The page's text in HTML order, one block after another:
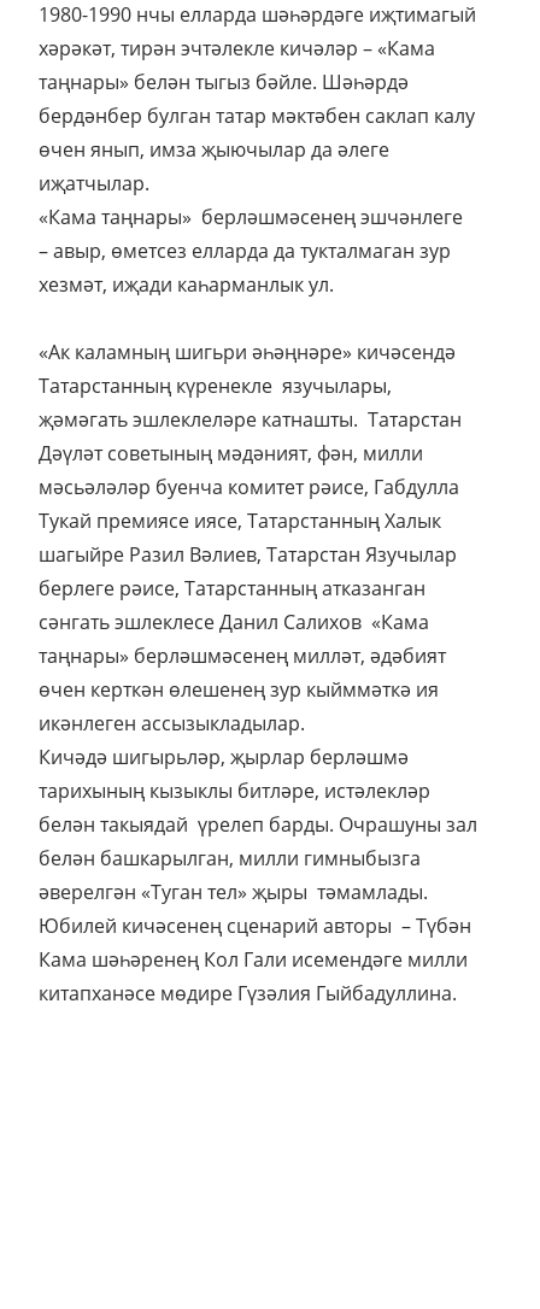
1980-1990 нчы елларда шәһәрдәге иҗтимагый
хәрәкәт, тирән эчтәлекле кичәләр – «Кама
таңнары» белән тыгыз бәйле. Шәһәрдә
бердәнбер булган татар мәктәбен саклап калу
өчен янып, имза җыючылар да әлеге
иҗатчылар.
«Кама таңнары» берләшмәсенең эшчәнлеге
– авыр, өметсез елларда да тукталмаган зур
хезмәт, иҗади каһарманлык ул.
«Ак каламның шигьри әһәңнәре» кичәсендә
Татарстанның күренекле язучылары,
җәмәгать эшлеклеләре катнашты. Татарстан
Дәүләт советының мәдәният, фән, милли
мәсьәләләр буенча комитет рәисе, Габдулла
Тукай премиясе иясе, Татарстанның Халык
шагыйре Разил Вәлиев, Татарстан Язучылар
берлеге рәисе, Татарстанның атказанган
сәнгать эшлеклесе Данил Салихов «Кама
таңнары» берләшмәсенең милләт, әдәбият
өчен керткән өлешенең зур кыйммәткә ия
икәнлеген ассызыкладылар.
Кичәдә шигырьләр, җырлар берләшмә
тарихының кызыклы битләре, истәлекләр
белән такыядай үрелеп барды. Очрашуны зал
белән башкарылган, милли гимныбызга
әверелгән «Туган тел» җыры тәмамлады.
Юбилей кичәсенең сценарий авторы – Түбән
Кама шәһәренең Кол Гали исемендәге милли
китапханәсе мөдире Гүзәлия Гыйбадуллина.